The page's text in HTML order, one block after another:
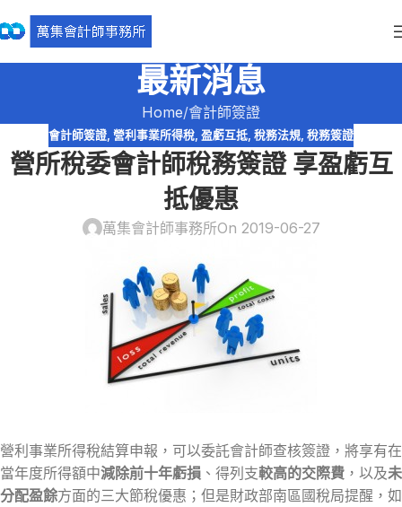
最新消息
Home 會計師簽證
會計師簽證, 營利事業所得稅, 盈虧互抵, 稅務法規, 稅務簽證
營所稅委會計師稅務簽證 享盈虧互
抵優惠
萬集會計師事務所On 2019-06-27
營利事業所得稅結算申報，可以委託會計師查核簽證，將享有在
當年度所得額中減除前十年虧損 、得列支較高的交際費 ，以及未
分配盈餘方面的三大節稅優惠；但是財政部南區國稅局提醒，如